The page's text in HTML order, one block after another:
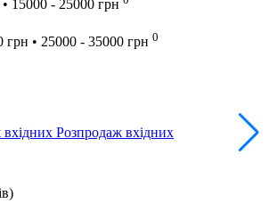
15000 - 25000 грн
грн • 25000 - 35000 грн 0
Розпродаж вхідних